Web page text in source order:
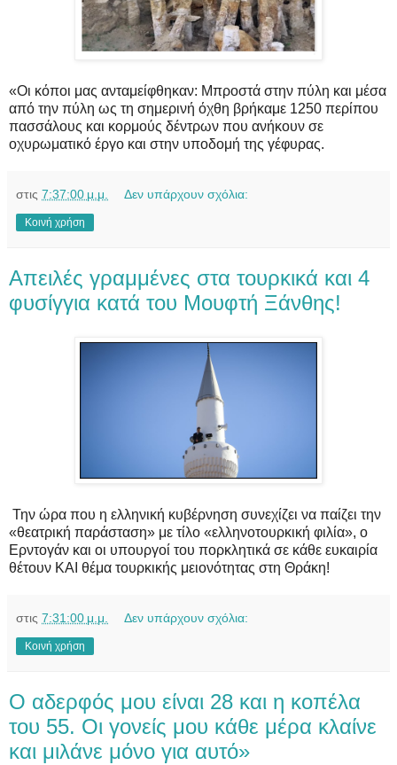
«Οι κόποι μας ανταμείφθηκαν: Μπροστά στην πύλη και μέσα
από την πύλη ως τη σημερινή όχθη βρήκαμε 1250 περίπου
πασσάλους και κορμούς δέντρων που ανήκουν σε
οχυρωματικό έργο και στην υποδομή της γέφυρας.
στις 7:37:00 μ.μ. Δεν υπάρχουν σχόλια:
Κοινή χρήση
Απειλές γραμμένες στα τουρκικά και 4
φυσίγγια κατά του Μουφτή Ξάνθης!
Την ώρα που η ελληνική κυβέρνηση συνεχίζει να παίζει την
«θεατρική παράσταση» με τίλο «ελληνοτουρκική φιλία», ο
Ερντογάν και οι υπουργοί του πορκλητικά σε κάθε ευκαιρία
θέτουν ΚΑΙ θέμα τουρκικής μειονότητας στη Θράκη!
στις 7:31:00 μ.μ. Δεν υπάρχουν σχόλια:
Κοινή χρήση
Ο αδερφός μου είναι 28 και η κοπέλα
του 55. Οι γονείς μου κάθε μέρα κλαίνε
και μιλάνε μόνο για αυτό»